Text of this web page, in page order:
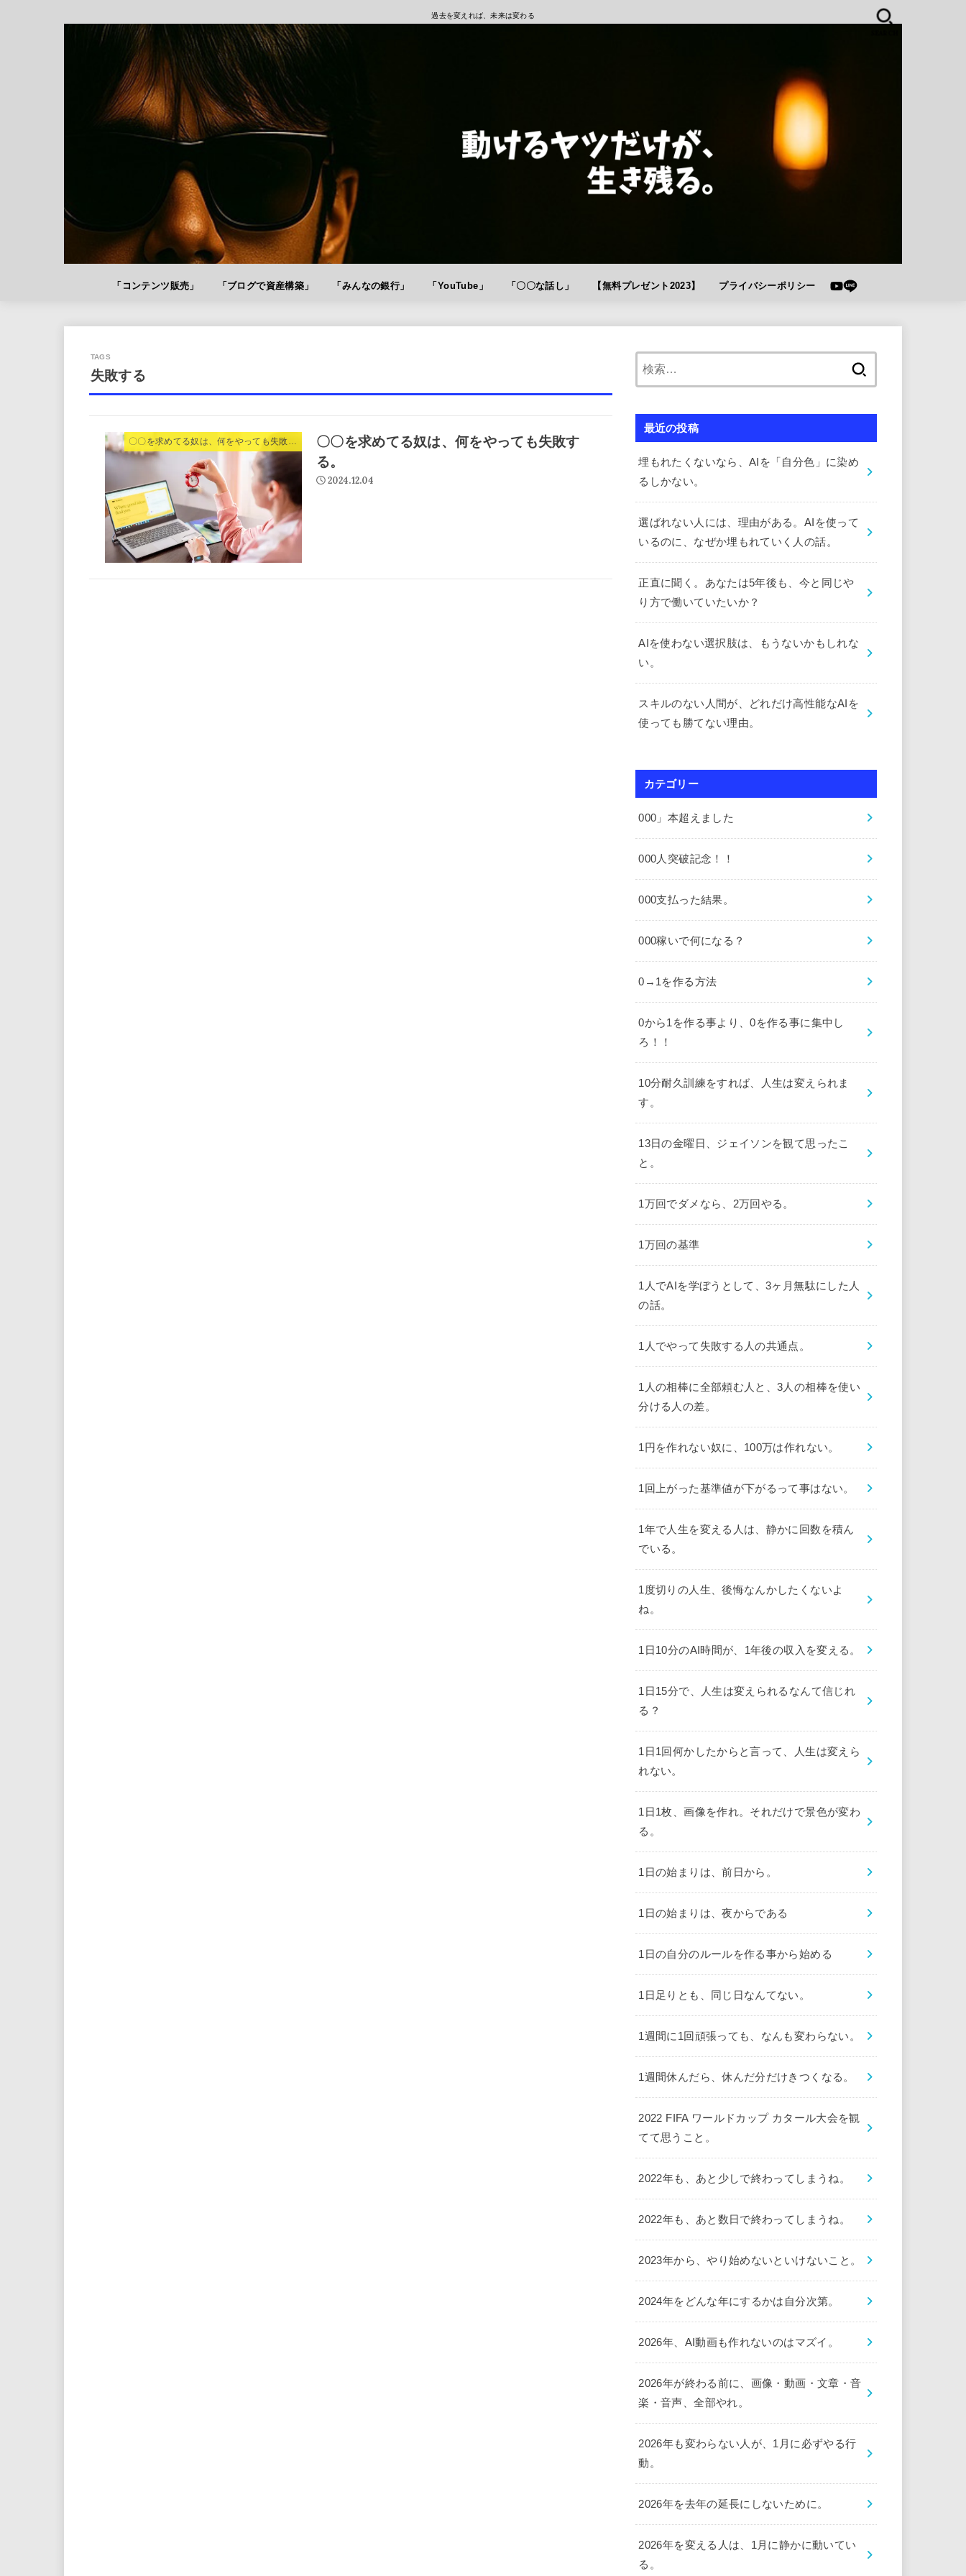
過去を変えれば、未来は変わる
「コンテンツ販売」 「ブログで資産構築」 「みんなの銀行」 「YouTube」 「〇〇な話し」 【無料プレゼント2023】 プライバシーポリシー
失敗する
〇〇を求めてる奴は、何をやっても失敗する。
〇〇を求めてる奴は、何をやっても失敗す
る。
2024.12.04
最近の投稿
埋もれたくないなら、AIを「自分色」に染め
るしかない。
選ばれない人には、理由がある。AIを使って
いるのに、なぜか埋もれていく人の話。
正直に聞く。あなたは5年後も、今と同じや
り方で働いていたいか？
AIを使わない選択肢は、もうないかもしれな
い。
スキルのない人間が、どれだけ高性能なAIを
使っても勝てない理由。
カテゴリー
000」本超えました
000人突破記念！！
000支払った結果。
000稼いで何になる？
0→1を作る方法
0から1を作る事より、0を作る事に集中し
ろ！！
10分耐久訓練をすれば、人生は変えられま
す。
13日の金曜日、ジェイソンを観て思ったこ
と。
1万回でダメなら、2万回やる。
1万回の基準
1人でAIを学ぼうとして、3ヶ月無駄にした人
の話。
1人でやって失敗する人の共通点。
1人の相棒に全部頼む人と、3人の相棒を使い
分ける人の差。
1円を作れない奴に、100万は作れない。
1回上がった基準値が下がるって事はない。
1年で人生を変える人は、静かに回数を積ん
でいる。
1度切りの人生、後悔なんかしたくないよ
ね。
1日10分のAI時間が、1年後の収入を変える。
1日15分で、人生は変えられるなんて信じれ
る？
1日1回何かしたからと言って、人生は変えら
れない。
1日1枚、画像を作れ。それだけで景色が変わ
る。
1日の始まりは、前日から。
1日の始まりは、夜からである
1日の自分のルールを作る事から始める
1日足りとも、同じ日なんてない。
1週間に1回頑張っても、なんも変わらない。
1週間休んだら、休んだ分だけきつくなる。
2022 FIFA ワールドカップ カタール大会を観
てて思うこと。
2022年も、あと少しで終わってしまうね。
2022年も、あと数日で終わってしまうね。
2023年から、やり始めないといけないこと。
2024年をどんな年にするかは自分次第。
2026年、AI動画も作れないのはマズイ。
2026年が終わる前に、画像・動画・文章・音
楽・音声、全部やれ。
2026年も変わらない人が、1月に必ずやる行
動。
2026年を去年の延長にしないために。
2026年を変える人は、1月に静かに動いてい
る。